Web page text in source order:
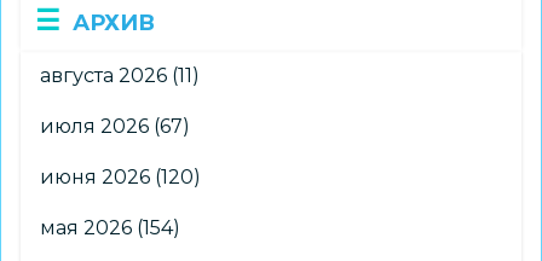
АРХИВ
августа 2026 (11)
июля 2026 (67)
июня 2026 (120)
мая 2026 (154)